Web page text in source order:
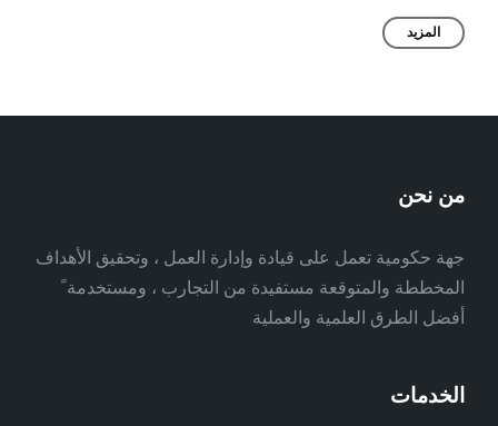
المزيد
من نحن
جهة حكومية تعمل على قيادة وإدارة العمل ، وتحقيق الأهداف
المخططة والمتوقعة مستفيدة من التجارب ، ومستخدمة ً
أفضل الطرق العلمية والعملية
الخدمات